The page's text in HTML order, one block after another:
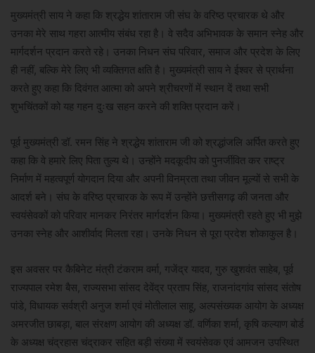
मुख्यमंत्री साय ने कहा कि श्रद्धेय शांताराम जी संघ के वरिष्ठ प्रचारक थे और
उनका मेरे साथ गहरा आत्मीय संबंध रहा है। वे सदैव अभिभावक के समान स्नेह और
मार्गदर्शन प्रदान करते रहे। उनका निधन संघ परिवार, समाज और प्रदेश के लिए
ही नहीं, बल्कि मेरे लिए भी व्यक्तिगत क्षति है। मुख्यमंत्री साय ने ईश्वर से प्रार्थना
करते हुए कहा कि दिवंगत आत्मा को अपने श्रीचरणों में स्थान दें तथा सभी
शुभचिंतकों को यह गहन दुःख सहन करने की शक्ति प्रदान करें।
पूर्व मुख्यमंत्री डॉ. रमन सिंह ने श्रद्धेय शांताराम जी को श्रद्धांजलि अर्पित करते हुए
कहा कि वे हमारे लिए पिता तुल्य थे। उन्होंने मदकूदीप को पुनर्जीवित कर राष्ट्र
निर्माण में महत्वपूर्ण योगदान दिया और अपनी विनम्रता तथा जीवन मूल्यों से सभी के
आदर्श बने। संघ के वरिष्ठ प्रचारक के रूप में उन्होंने छत्तीसगढ़ की जनता और
स्वयंसेवकों को परिवार मानकर निरंतर मार्गदर्शन किया। मुख्यमंत्री रहते हुए भी मुझे
उनका स्नेह और आशीर्वाद मिलता रहा। उनके निधन से पूरा प्रदेश शोकाकुल है।
इस अवसर पर कैबिनेट मंत्री टंकराम वर्मा, गजेंद्र यादव, गुरु खुशवंत साहेब, पूर्व
राज्यपाल रमेश बैस, राज्यसभा सांसद देवेंद्र प्रताप सिंह, राजनांदगांव सांसद संतोष
पांडे, विधायक सर्वश्री अनुज शर्मा एवं मोतीलाल साहू, अल्पसंख्यक आयोग के अध्यक्ष
अमरजीत छाबड़ा, बाल संरक्षण आयोग की अध्यक्ष डॉ. वर्णिका शर्मा, कृषि कल्याण बोर्ड
के अध्यक्ष चंद्रहास चंद्राकर सहित बड़ी संख्या में स्वयंसेवक एवं आमजन उपस्थित